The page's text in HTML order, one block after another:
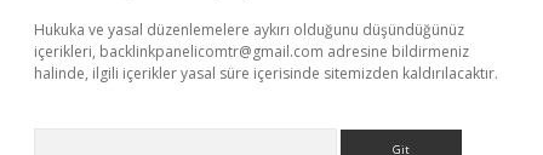
Hukuka ve yasal düzenlemelere aykırı olduğunu düşündüğünüz
içerikleri, backlinkpanelicomtr@gmail.com adresine bildirmeniz
halinde, ilgili içerikler yasal süre içerisinde sitemizden kaldırılacaktır.